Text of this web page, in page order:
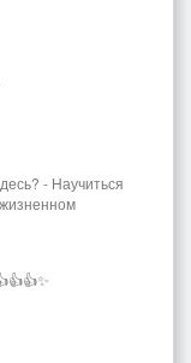
- Научиться